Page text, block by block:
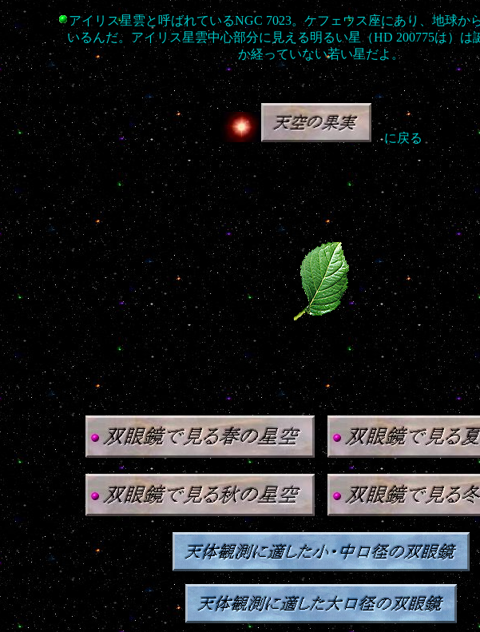
アイリス星雲と呼ばれているNGC 7023。ケフェウス座にあり、地球か
いるんだ。アイリス星雲中心部分に見える明るい星（HD 200775は）は
か経っていない若い星だよ。
に戻る